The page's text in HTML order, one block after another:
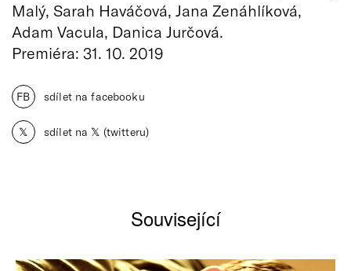
Malý, Sarah Haváčová, Jana Zenáhlíková,
Adam Vacula, Danica Jurčová.
Premiéra: 31. 10. 2019
FB sdílet na facebooku
𝕏 sdílet na 𝕏 (twitteru)
Související